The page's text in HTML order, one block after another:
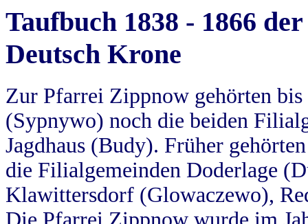
Taufbuch 1838 - 1866
Deutsch Krone
Zur Pfarrei Zippnow gehörten
(Sypnywo) noch die beiden
Jagdhaus (Budy). Früher
die Filialgemeinden Doderlage
Klawittersdorf (Glowaczewo),